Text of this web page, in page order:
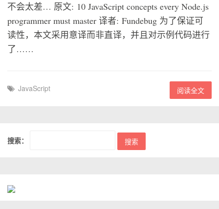
不会太差… 原文: 10 JavaScript concepts every Node.js
programmer must master 译者: Fundebug 为了保证可
读性，本文采用意译而非直译，并且对示例代码进行
了……
JavaScript 阅读全文
搜索：